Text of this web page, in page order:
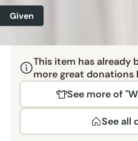
Given
This item has already
more great donations
See more of
See all